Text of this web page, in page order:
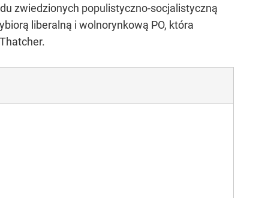
zwiedzionych populistyczno-socjalistyczną
liberalną i wolnorynkową PO, która